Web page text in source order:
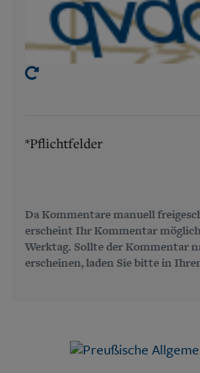
*Pflichtfelder
Da Kommentare manuell
erscheint Ihr Kommentar
Werktag. Sollte der Kommentar
erscheinen, laden Sie bitte in